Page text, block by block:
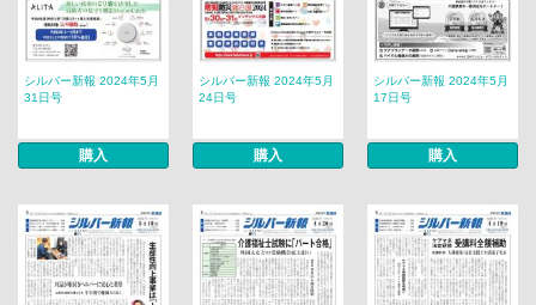
シルバー新報 2024年5月
31日号
購入
シルバー新報 2024年5月
24日号
購入
シルバー新報 2024年5月
17日号
購入